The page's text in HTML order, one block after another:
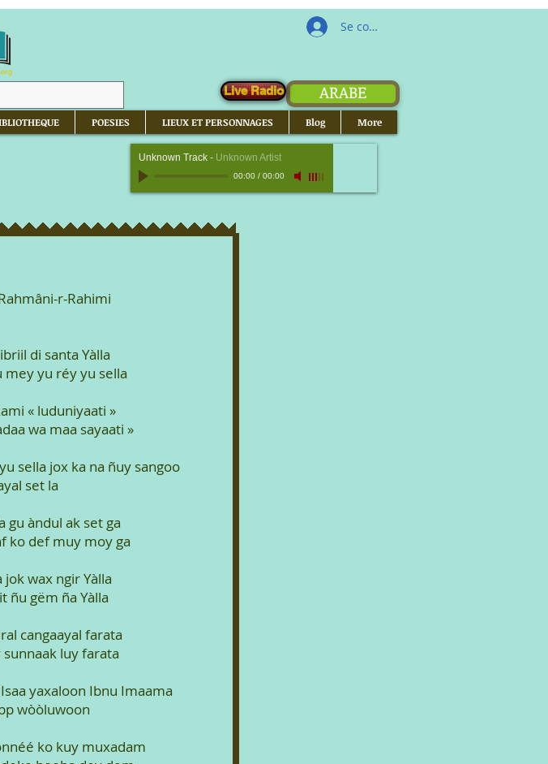
Se connecter
ARABE
Live Radio
POESIES LIEUX ET PERSONNAGES Blog More
Unknown Track - Unknown Artist
00:00/ 00:00
r-Rahimi
di santa Yàlla
yu réy yu sella
« luduniyaati »
wa maa sayaati »
sella jox ka na ñuy sangoo
set la
gu àndul ak set ga
ko def muy moy ga
wax ngir Yàlla
ñu gëm ña Yàlla
cangaayal farata
luy farata
yaxaloon Ibnu Imaama
wòòluwoon
ko kuy muxadam